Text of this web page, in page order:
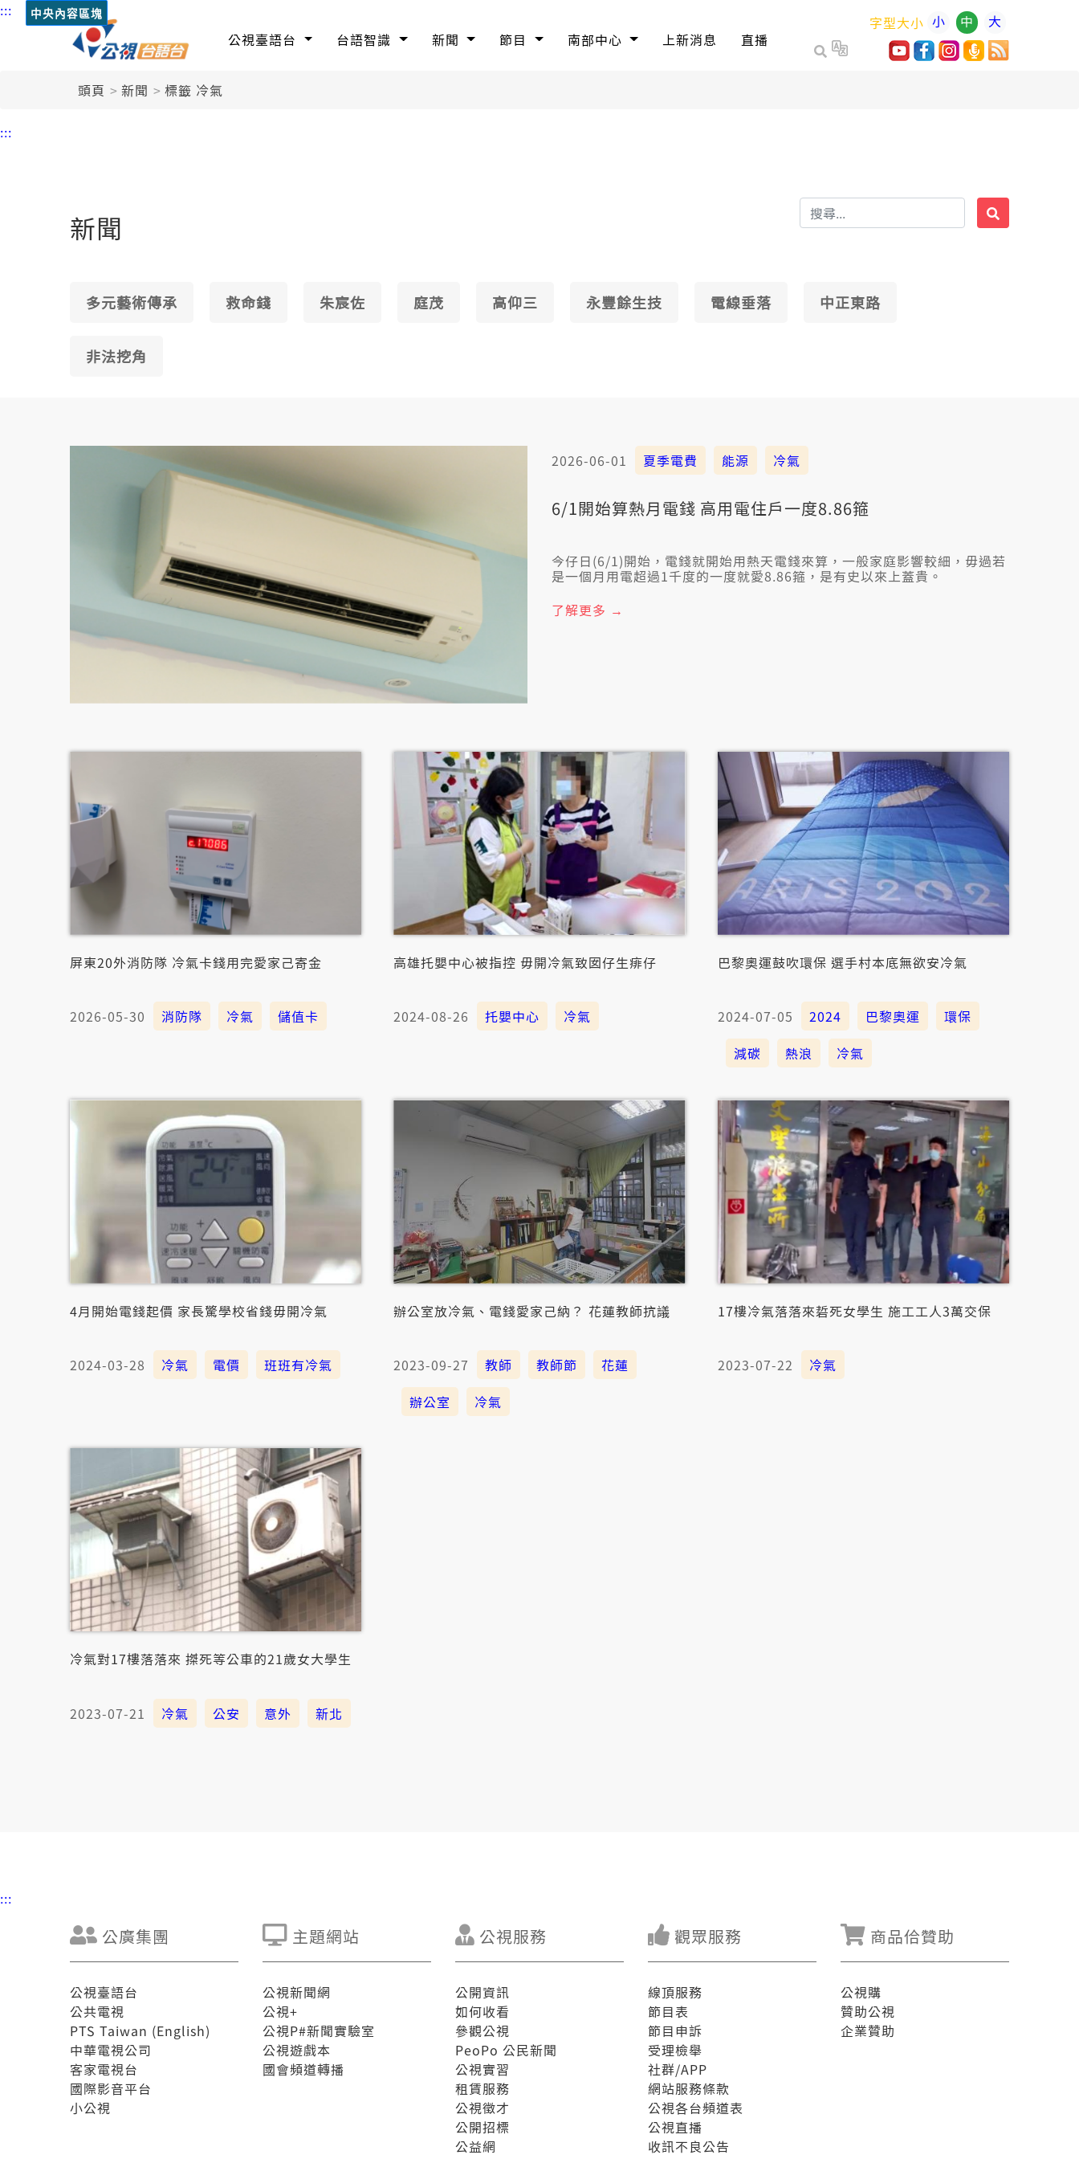
::: 中央內容區塊
公視臺語台 台語智識 新聞 節目 南部中心 上新消息 直播
字型大小 小 中 大
頭頁 新聞 標籤 冷氣
:::
新聞
多元藝術傳承 救命錢 朱宸佐 庭茂 高仰三 永豐餘生技 電線垂落 中正東路
非法挖角
2026-06-01 夏季電費 能源 冷氣
6/1開始算熱月電錢 高用電住戶一度8.86箍
今仔日(6/1)開始，電錢就開始用熱天電錢來算，一般家庭影響較細，毋過若
是一個月用電超過1千度的一度就愛8.86箍，是有史以來上蓋貴。
了解更多 →
屏東20外消防隊 冷氣卡錢用完愛家己寄金
2026-05-30 消防隊 冷氣 儲值卡
高雄托嬰中心被指控 毋開冷氣致囡仔生痱仔
2024-08-26 托嬰中心 冷氣
巴黎奧運鼓吹環保 選手村本底無欲安冷氣
2024-07-05 2024 巴黎奧運
環保
減碳
熱浪 冷氣
4月開始電錢起價 家長驚學校省錢毋開冷氣
2024-03-28 冷氣 電價 班班有冷氣
辦公室放冷氣、電錢愛家己納？ 花蓮教師抗議
2023-09-27 教師 教師節
花蓮
辦公室
冷氣
17樓冷氣落落來硩死女學生 施工工人3萬交保
2023-07-22 冷氣
冷氣對17樓落落來 搩死等公車的21歲女大學生
2023-07-21 冷氣 公安 意外 新北
:::
公廣集團
公視臺語台
公共電視
PTS Taiwan (English)
中華電視公司
客家電視台
國際影音平台
小公視
主題網站
公視新聞網
公視+
公視P#新聞實驗室
公視遊戲本
國會頻道轉播
公視服務
公開資訊
如何收看
參觀公視
PeoPo 公民新聞
公視實習
租賃服務
公視徵才
公開招標
公益網
觀眾服務
線頂服務
節目表
節目申訴
受理檢舉
社群/APP
網站服務條款
公視各台頻道表
公視直播
收訊不良公告
商品佮贊助
公視購
贊助公視
企業贊助